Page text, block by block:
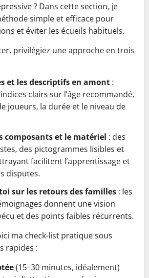
? Dans cette section, je
simple et efficace pour
et éviter les écueils habituels.
privilégiez une approche en trois
et les descriptifs en amont :
clairs sur l’âge recommandé,
joueurs, la durée et le niveau de
composants et le matériel : des
des pictogrammes lisibles et
facilitent l’apprentissage et
disputes.
sur les retours des familles : les
donnent une vision
et des points faibles récurrents.
ma check-list pratique sous
rapides :
(15–30 minutes, idéalement)